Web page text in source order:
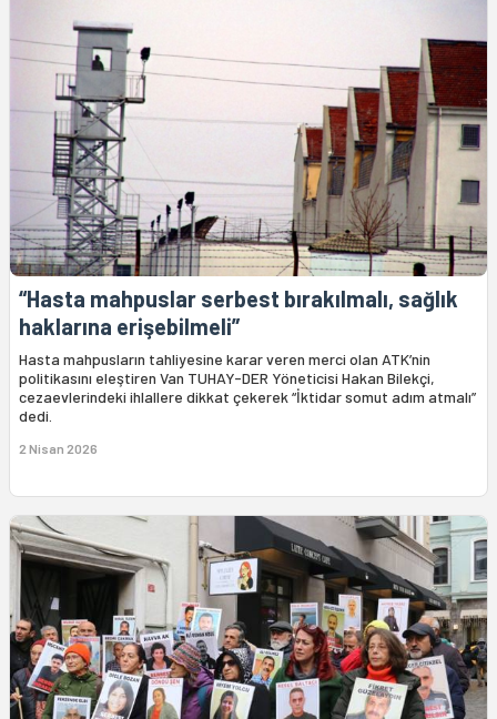
“Hasta mahpuslar serbest bırakılmalı, sağlık
haklarına erişebilmeli”
Hasta mahpusların tahliyesine karar veren merci olan ATK’nin
politikasını eleştiren Van TUHAY-DER Yöneticisi Hakan Bilekçi,
cezaevlerindeki ihlallere dikkat çekerek “İktidar somut adım atmalı”
dedi.
2 Nisan 2026